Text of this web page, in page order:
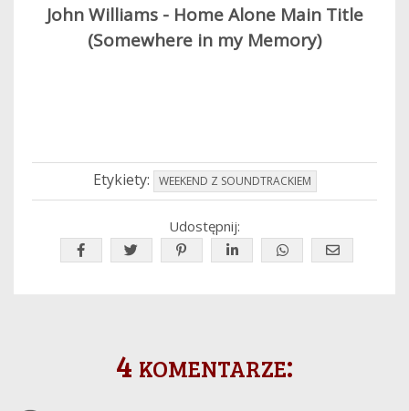
John Williams - Home Alone Main Title
(Somewhere in my Memory)
Etykiety: WEEKEND Z SOUNDTRACKIEM
Udostępnij:
4 komentarze: